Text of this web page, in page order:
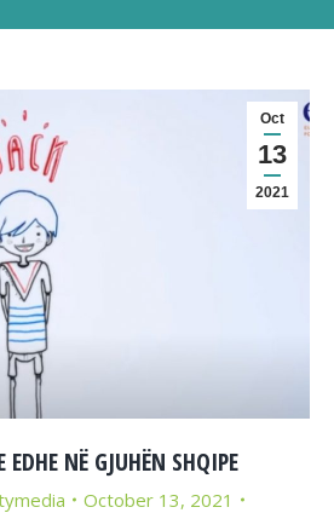
Oct
13
2021
EDHE NË GJUHËN SHQIPE
October 13, 2021